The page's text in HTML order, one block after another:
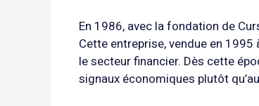
En 1986, avec la fondation de
Cette entreprise, vendue en
le secteur financier. Dès cette
signaux économiques plutôt